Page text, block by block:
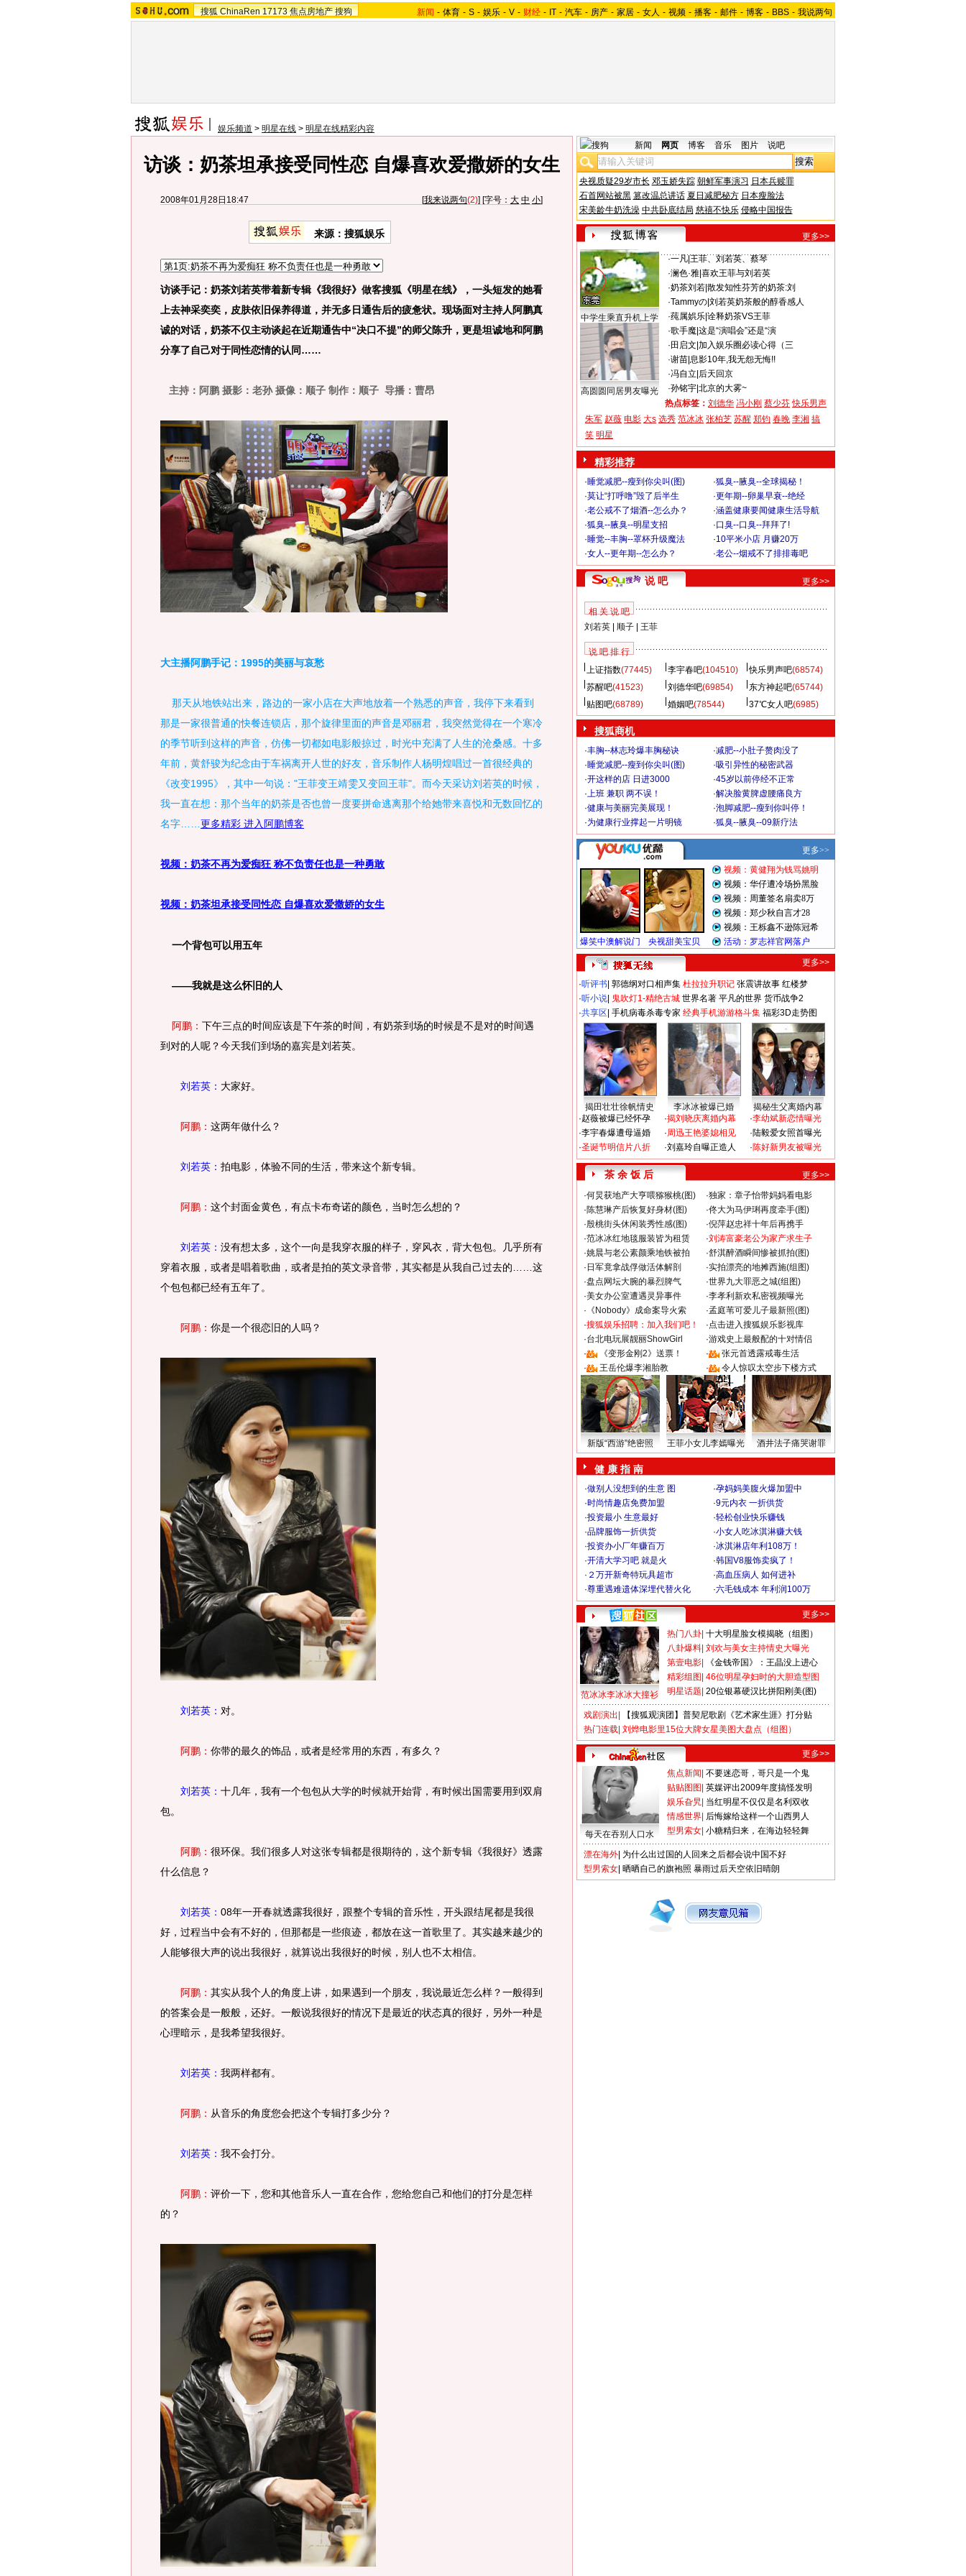
搜狐 ChinaRen 17173 焦点房地产 搜狗 新闻 - 体育 - S - 娱乐 - V - 财经 - IT - 汽车 - 房产 - 家居 - 女人 - 视频 - 播客 - 邮件 - 博客 - BBS - 我说两句
娱乐频道 > 明星在线 > 明星在线精彩内容
访谈：奶茶坦承接受同性恋 自爆喜欢爱撒娇的女生
2008年01月28日18:47 [我来说两句(2)] [字号： 大 中 小]
来源：搜狐娱乐
访谈手记： 奶茶刘若英带着新专辑《我很好》做客搜狐《明星在线》，一头短发的她看
上去神采奕奕，皮肤依旧保养得道，并无多日通告后的疲惫状。现场面对主持人阿鹏真
诚的对话，奶茶不仅主动谈起在近期通告中“决口不提”的师父陈升，更是坦诚地和阿鹏
分享了自己对于同性恋情的认同……
主持：阿鹏 摄影：老孙 摄像：顺子 制作：顺子 导播：曹昂
大主播阿鹏手记：1995的美丽与哀愁
那天从地铁站出来，路边的一家小店在大声地放着一个熟悉的声音，我停下来看到
那是一家很普通的快餐连锁店，那个旋律里面的声音是邓丽君，我突然觉得在一个寒冷
的季节听到这样的声音，仿佛一切都如电影般掠过，时光中充满了人生的沧桑感。十多
年前，黄舒骏为纪念由于车祸离开人世的好友，音乐制作人杨明煌唱过一首很经典的
《改变1995》，其中一句说："王菲变王靖雯又变回王菲"。而今天采访刘若英的时候，
我一直在想：那个当年的奶茶是否也曾一度要拼命逃离那个给她带来喜悦和无数回忆的
名字…… 更多精彩 进入阿鹏博客
视频： 奶茶不再为爱痴狂 称不负责任也是一种勇敢
视频： 奶茶坦承接受同性恋 自爆喜欢爱撒娇的女生
一个背包可以用五年
——我就是这么怀旧的人
阿鹏： 下午三点的时间应该是下午茶的时间，有奶茶到场的时候是不是对的时间遇
到对的人呢？今天我们到场的嘉宾是刘若英。
刘若英： 大家好。
阿鹏： 这两年做什么？
刘若英： 拍电影，体验不同的生活，带来这个新专辑。
阿鹏： 这个封面金黄色，有点卡布奇诺的颜色，当时怎么想的？
刘若英： 没有想太多，这个一向是我穿衣服的样子，穿风衣，背大包包。几乎所有
穿着衣服，或者是唱着歌曲，或者是拍的英文录音带，其实都是从我自己过去的……这
个包包都已经有五年了。
阿鹏： 你是一个很恋旧的人吗？
刘若英： 对。
阿鹏： 你带的最久的饰品，或者是经常用的东西，有多久？
刘若英： 十几年，我有一个包包从大学的时候就开始背，有时候出国需要用到双肩
包。
阿鹏： 很环保。我们很多人对这张专辑都是很期待的，这个新专辑《我很好》透露
什么信息？
刘若英： 08年一开春就透露我很好，跟整个专辑的音乐性，开头跟结尾都是我很
好，过程当中会有不好的，但那都是一些痕迹，都放在这一首歌里了。其实越来越少的
人能够很大声的说出我很好，就算说出我很好的时候，别人也不太相信。
阿鹏： 其实从我个人的角度上讲，如果遇到一个朋友，我说最近怎么样？一般得到
的答案会是一般般，还好。一般说我很好的情况下是最近的状态真的很好，另外一种是
心理暗示，是我希望我很好。
刘若英： 我两样都有。
阿鹏： 从音乐的角度您会把这个专辑打多少分？
刘若英： 我不会打分。
阿鹏： 评价一下，您和其他音乐人一直在合作，您给您自己和他们的打分是怎样
的？
新闻 网页 博客 音乐 图片 说吧
央视质疑29岁市长 邓玉娇失踪 朝鲜军事演习 日本兵赎罪
石首网站被黑 篡改温总讲话 夏日减肥秘方 日本瘦脸法
宋美龄牛奶洗澡 中共卧底结局 慈禧不快乐 侵略中国报告
更多>>
中学生乘直升机上学
高圆圆同居男友曝光
·一凡| 王菲、刘若英、蔡琴
·澜色·雅| 喜欢王菲与刘若英
·奶茶刘若| 散发知性芬芳的奶茶:刘
·Tammyの| 刘若英奶茶般的醇香感人
·莼属娯乐| 诠释奶茶VS王菲
·歌手魔| 这是“演唱会”还是“演
· 田启文 加入娱乐圈必读心得（三
·谢苗| 息影10年,我无怨无悔!!
·冯自立 后天回京
·孙铭宇| 北京的大雾~
热点标签： 刘德华 冯小刚 蔡少芬 快乐男声
朱军 赵薇 电影 大s 选秀 范冰冰 张柏芝 苏醒 郑钧 春晚 李湘 搞
笑 明星
精彩推荐
·睡觉减肥--瘦到你尖叫(图) ·狐臭--腋臭--全球揭秘！
·莫让“打呼噜”毁了后半生 ·更年期--卵巢早衰--绝经
·老公戒不了烟酒--怎么办？ ·涵盖健康要闻健康生活导航
·狐臭--腋臭--明星支招 ·口臭--口臭--拜拜了!
·睡觉--丰胸--罩杯升级魔法 ·10平米小店 月赚20万
·女人--更年期--怎么办？ ·老公--烟戒不了排排毒吧
说 吧 更多>>
相 关 说 吧
刘若英| 顺子| 王菲
说 吧 排 行
上证指数(77445) 李宇春吧(104510) 快乐男声吧(68574)
苏醒吧(41523) 刘德华吧(69854) 东方神起吧(65744)
贴图吧(68789) 婚姻吧(78544) 37℃女人吧(6985)
搜狐商机
·丰胸--林志玲爆丰胸秘诀 ·减肥--小肚子赘肉没了
·睡觉减肥--瘦到你尖叫(图) ·吸引异性的秘密武器
·开这样的店 日进3000 ·45岁以前停经不正常
·上班 兼职 两不误！ ·解决脸黄脾虚腰痛良方
·健康与美丽完美展现！ ·泡脚减肥--瘦到你叫停！
·为健康行业撑起一片明镜 ·狐臭--腋臭--09新疗法
更多>>
·听评书 郭德纲对口相声集 杜拉拉升职记 张震讲故事 红楼梦
·听小说 鬼吹灯1-精绝古城 世界名著 平凡的世界 货币战争2
·共享区 手机病毒杀毒专家 经典手机游游格斗集 福彩3D走势图
揭田壮壮徐帆情史 李冰冰被爆已婚
揭秘生父离婚内幕
·赵薇被爆已经怀孕
·李宇春爆遭母逼婚
·圣诞节明信片八折
·揭刘晓庆离婚内幕
·周迅王艳婆媳相见
·刘嘉玲自曝正造人
·李幼斌新恋情曝光
·陆毅爱女照首曝光
·陈好新男友被曝光
茶 余 饭 后
更多>>
·何炅获地产大亨喂猕猴桃(图) ·独家：章子怡带妈妈看电影
·陈慧琳产后恢复好身材(图) ·佟大为马伊琍再度牵手(图)
·殷桃街头休闲装秀性感(图) ·倪萍赵忠祥十年后再携手
·范冰冰红地毯服装皆为租赁 ·刘涛富豪老公为家产求生子
·姚晨与老公素颜乘地铁被拍 ·舒淇醉酒瞬间惨被抓拍(图)
· 日军竟拿战俘做活体解剖 ·实拍漂亮的地摊西施(组图)
·盘点网坛大腕的暴烈脾气 ·世界九大罪恶之城(组图)
·美女办公室遭遇灵异事件 ·李孝利新欢私密视频曝光
· 《Nobody》成命案导火索 ·孟庭苇可爱儿子最新照(图)
·搜狐娱乐招聘：加入我们吧！ ·点击进入搜狐娱乐影视库
·台北电玩展靓丽ShowGirl ·游戏史上最般配的十对情侣
·
《变形金刚2》送票！ ·
张元首透露戒毒生活
·
王岳伦爆李湘胎教 · 令人惊叹太空步下楼方式
新版“西游”绝密照 王菲小女儿李嫣曝光 酒井法子痛哭谢罪
健 康 指 南
·做别人没想到的生意 图 ·孕妈妈美腹火爆加盟中
·时尚情趣店免费加盟 ·9元内衣 一折供货
·投资最小 生意最好 ·轻松创业快乐赚钱
·品牌服饰一折供货 ·小女人吃冰淇淋赚大钱
·投资办小厂年赚百万 ·冰淇淋店年利108万！
·开清大学习吧 就是火 ·韩国V8服饰卖疯了！
· ２万开新奇特玩具超市 ·高血压病人 如何进补
·尊重遇难遗体深埋代替火化 ·六毛钱成本 年利润100万
更多>>
范冰冰李冰冰大撞衫
热门八卦 十大明星脸女模揭晓（组图）
八卦爆料 刘欢与美女主持情史大曝光
第壹电影
《金钱帝国》：王晶没上进心
精彩组图 46位明星孕妇时的大胆造型图
明星话题 20位银幕硬汉比拼阳刚美(图)
戏剧演出
【搜狐观演团】普契尼歌剧《艺术家生涯》打分贴
热门连载 刘烨电影里15位大牌女星美图大盘点（组图）
更多>>
每天在吞别人口水
焦点新闻 不要迷恋哥，哥只是一个鬼
贴贴图图 英媒评出2009年度搞怪发明
娱乐旮旯 当红明星不仅仅是名利双收
情感世界 后悔嫁给这样一个山西男人
型男索女 小糖精归来，在海边轻轻舞
漂在海外 为什么出过国的人回来之后都会说中国不好
型男索女 晒晒自己的旗袍照 暴雨过后天空依旧晴朗